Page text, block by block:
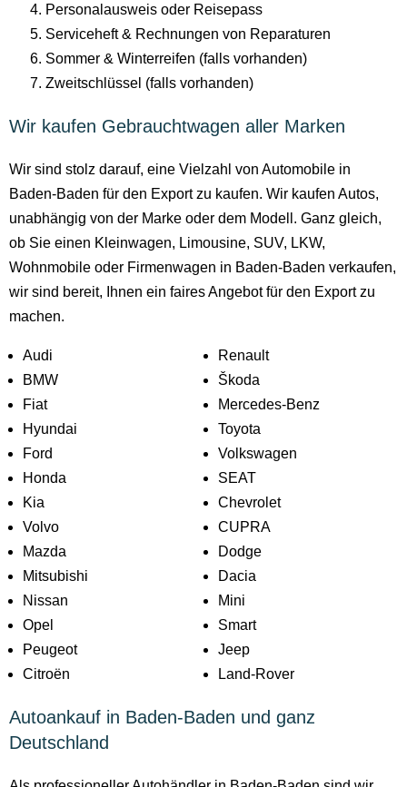
Personalausweis oder Reisepass
Serviceheft & Rechnungen von Reparaturen
Sommer & Winterreifen (falls vorhanden)
Zweitschlüssel (falls vorhanden)
Wir kaufen Gebrauchtwagen aller Marken
Wir sind stolz darauf, eine Vielzahl von Automobile in
Baden-Baden für den Export zu kaufen. Wir kaufen Autos,
unabhängig von der Marke oder dem Modell. Ganz gleich,
ob Sie einen Kleinwagen, Limousine, SUV, LKW,
Wohnmobile oder Firmenwagen in Baden-Baden verkaufen,
wir sind bereit, Ihnen ein faires Angebot für den Export zu
machen.
Audi
BMW
Fiat
Hyundai
Ford
Honda
Kia
Volvo
Mazda
Mitsubishi
Nissan
Opel
Peugeot
Citroën
Renault
Škoda
Mercedes-Benz
Toyota
Volkswagen
SEAT
Chevrolet
CUPRA
Dodge
Dacia
Mini
Smart
Jeep
Land-Rover
Autoankauf in Baden-Baden und ganz
Deutschland